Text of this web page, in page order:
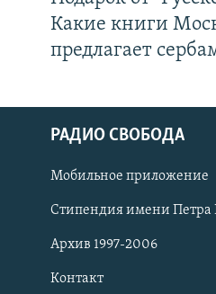
СОЦИАЛЬНЫЕ СЕТИ
Какие книги
предлагает
РАДИО СВОБОДА
Мобильное приложение
Стипендия имени Петра
Архив 1997-2006
Контакт